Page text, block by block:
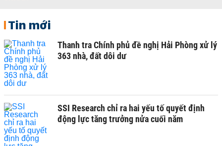
Tin mới
Thanh tra Chính phủ đề nghị Hải Phòng xử lý
363 nhà, đất dôi dư
SSI Research chỉ ra hai yếu tố quyết định
động lực tăng trưởng nửa cuối năm